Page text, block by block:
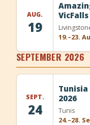
AUG.
19
19.–23.
SEPTEMBER 2026
SEPT.
24
2026
Tunis
24.–28.